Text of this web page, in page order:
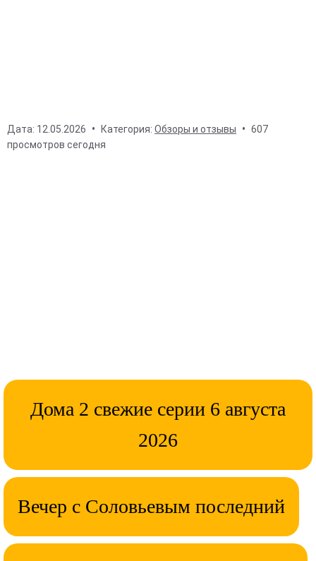
Дата: 12.05.2026 Категория: Обзоры и отзывы
607
просмотров сегодня
Дома 2 свежие серии 6 августа
2026
Вечер с Соловьевым последний